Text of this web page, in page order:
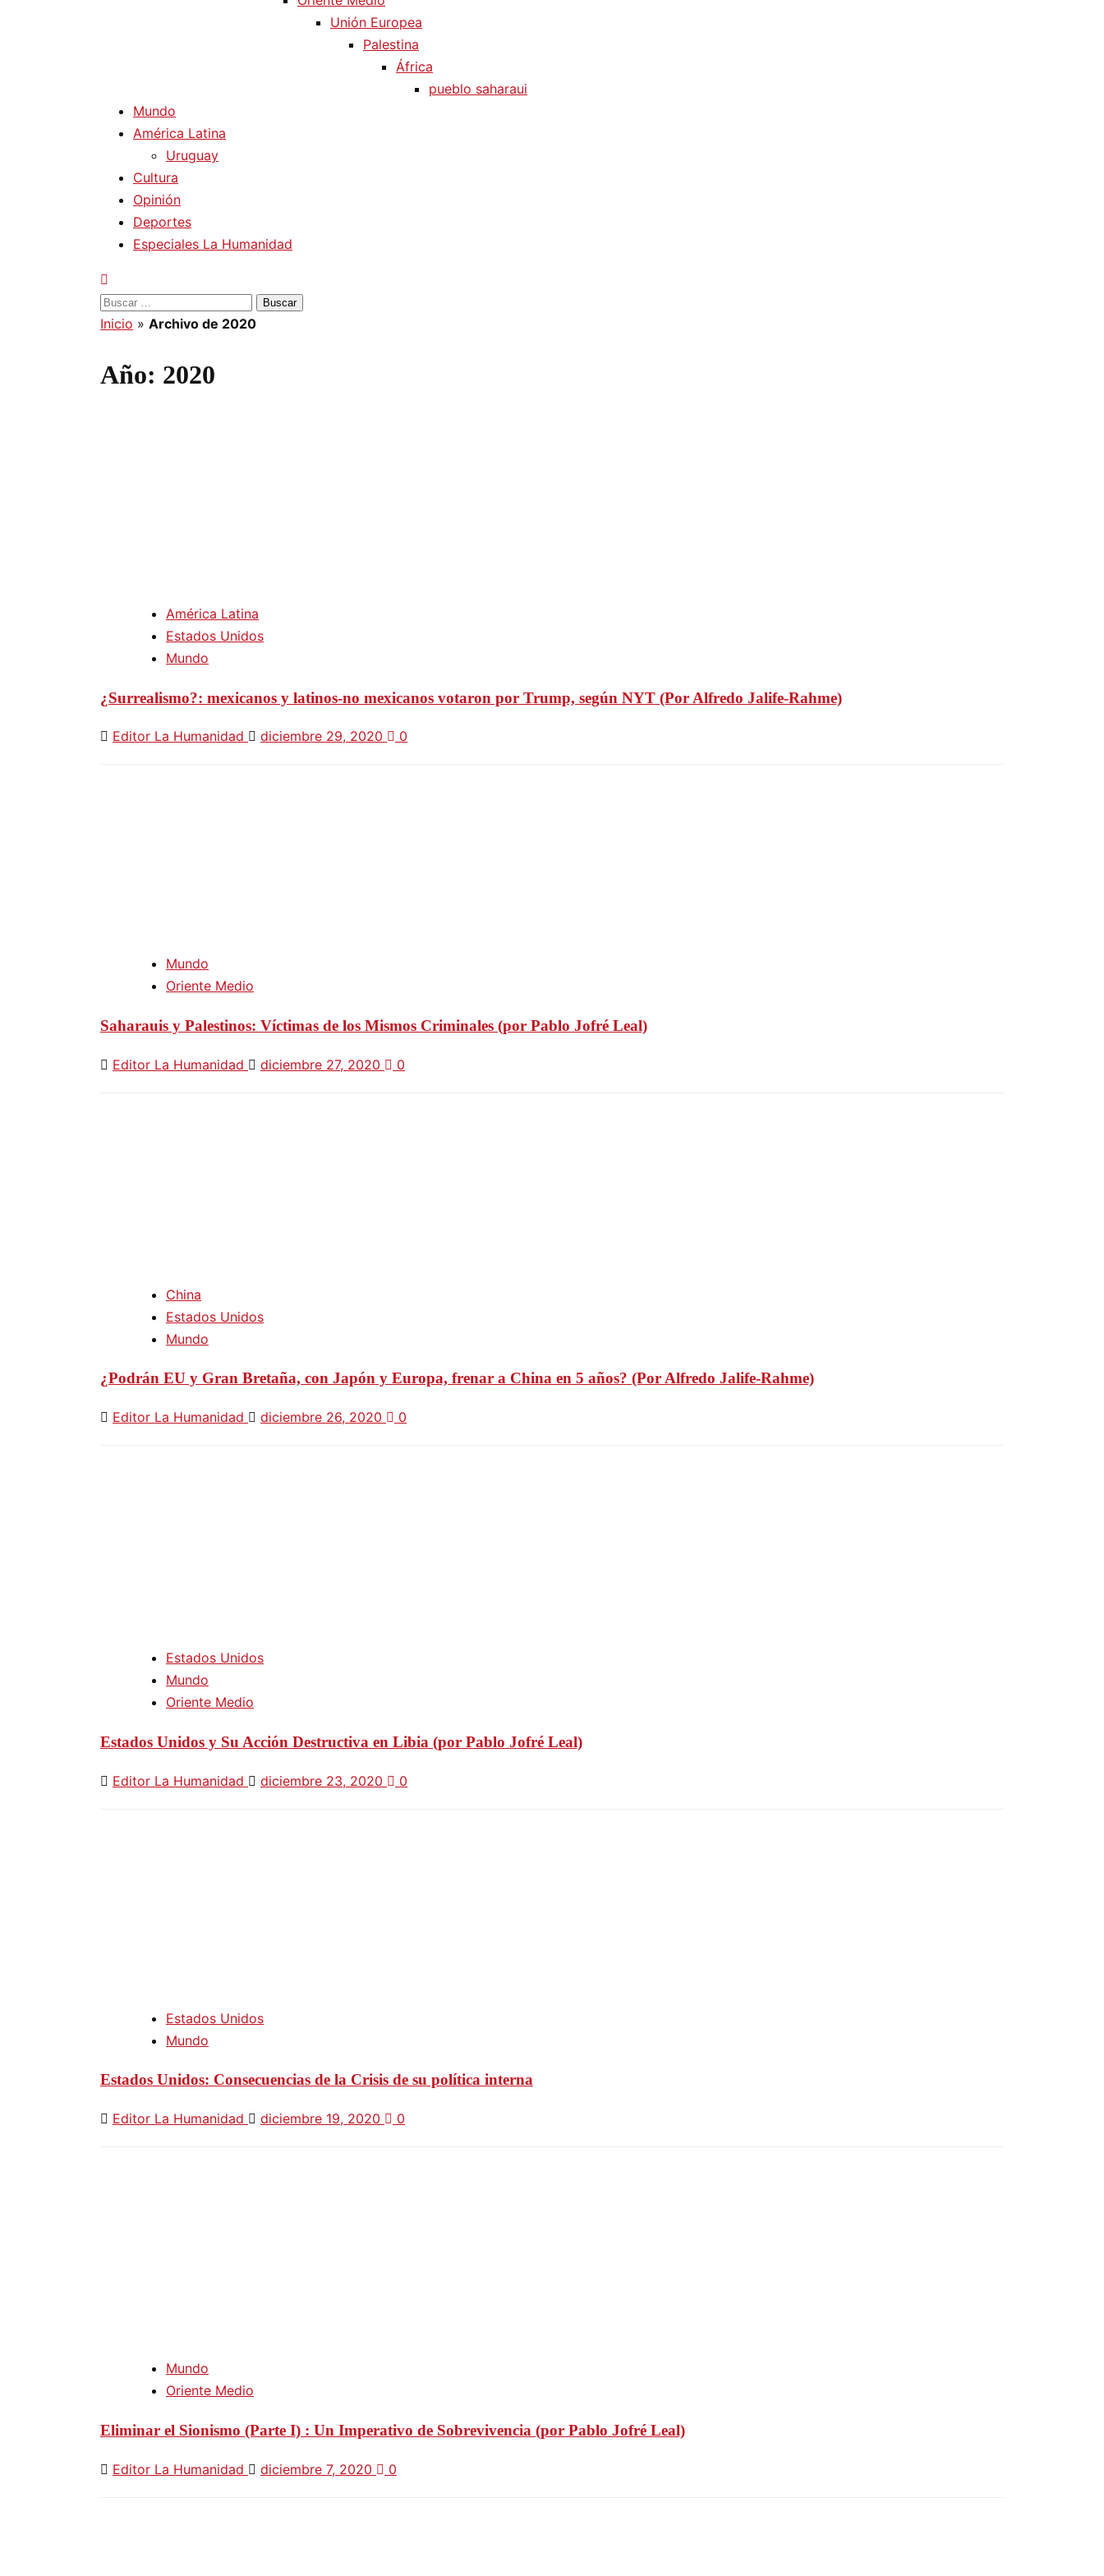
Unión Europea
Palestina
África
pueblo saharaui
Mundo
América Latina
Uruguay
Cultura
Opinión
Deportes
Especiales La Humanidad
Buscar:
Inicio » Archivo de 2020
Año: 2020
América Latina
Estados Unidos
Mundo
¿Surrealismo?: mexicanos y latinos-no mexicanos votaron por Trump, según NYT (Por Alfredo Jalife-Rahme)
Editor La Humanidad diciembre 29, 2020 0
Mundo
Oriente Medio
Saharauis y Palestinos: Víctimas de los Mismos Criminales (por Pablo Jofré Leal)
Editor La Humanidad diciembre 27, 2020 0
China
Estados Unidos
Mundo
¿Podrán EU y Gran Bretaña, con Japón y Europa, frenar a China en 5 años? (Por Alfredo Jalife-Rahme)
Editor La Humanidad diciembre 26, 2020 0
Estados Unidos
Mundo
Oriente Medio
Estados Unidos y Su Acción Destructiva en Libia (por Pablo Jofré Leal)
Editor La Humanidad diciembre 23, 2020 0
Estados Unidos
Mundo
Estados Unidos: Consecuencias de la Crisis de su política interna
Editor La Humanidad diciembre 19, 2020 0
Mundo
Oriente Medio
Eliminar el Sionismo (Parte I) : Un Imperativo de Sobrevivencia (por Pablo Jofré Leal)
Editor La Humanidad diciembre 7, 2020 0